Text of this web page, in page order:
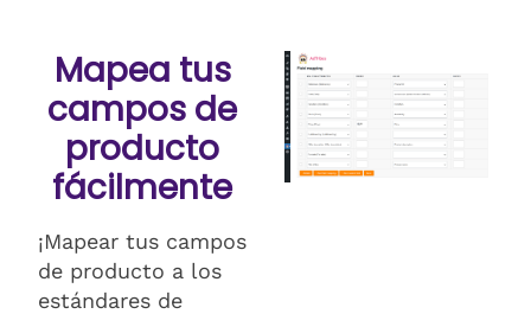
Mapea tus
campos de
producto
fácilmente
¡Mapear tus campos
de producto a los
estándares de